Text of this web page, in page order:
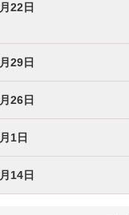
22日
29日
26日
1日
14日